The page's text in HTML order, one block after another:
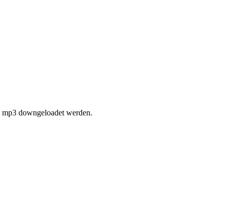
downgeloadet werden.